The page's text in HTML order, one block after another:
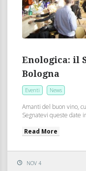
Enologica: il
Bologna
Eventi News
Amanti del buon vino,
Segnatevi queste date
Read More
NOV 4